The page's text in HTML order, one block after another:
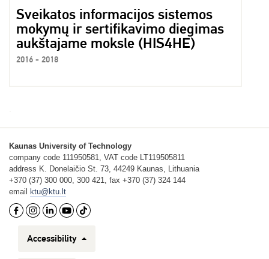
Sveikatos informacijos sistemos
mokymų ir sertifikavimo diegimas
aukštajame moksle (HIS4HE)
2016 - 2018
Kaunas University of Technology
company code 111950581, VAT code LT119505811
address K. Donelaičio St. 73, 44249 Kaunas, Lithuania
+370 (37) 300 000, 300 421, fax +370 (37) 324 144
email ktu@ktu.lt
Accessibility